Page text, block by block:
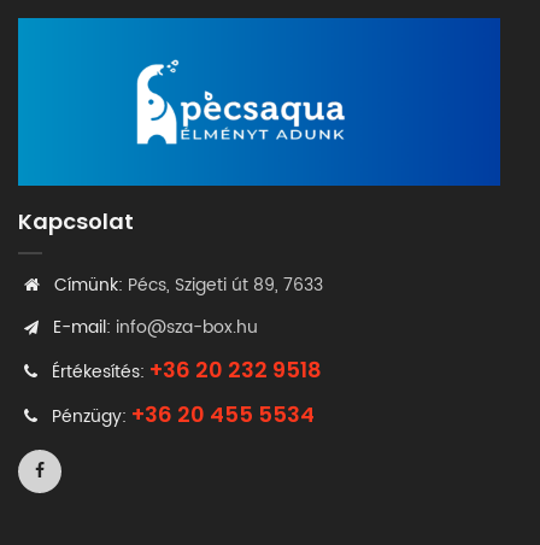
Kapcsolat
Címünk: Pécs, Szigeti út 89, 7633
E-mail: info@sza-box.hu
Értékesítés: +36 20 232 9518
Pénzügy: +36 20 455 5534